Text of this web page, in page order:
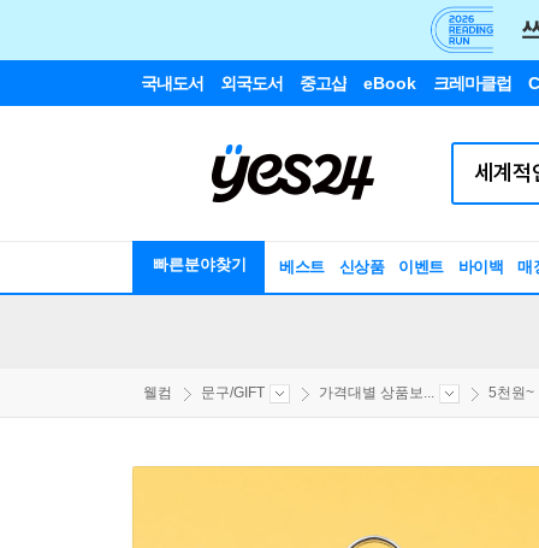
국내도서 외국도서 중고샵 eBook 크레마클럽
빠른분야찾기 베스트 신상품 이벤트 바이백 매
웰컴 문구/GIFT 가격대별 상품보... 5천원~